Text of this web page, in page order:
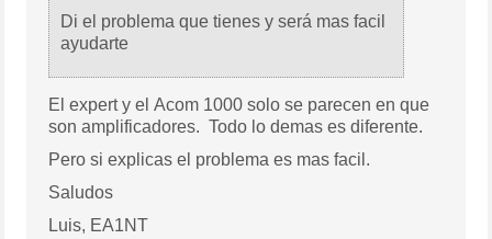
Di el problema que tienes y será mas facil
ayudarte
El expert y el Acom 1000 solo se parecen en que
son amplificadores. Todo lo demas es diferente.
Pero si explicas el problema es mas facil.
Saludos
Luis, EA1NT